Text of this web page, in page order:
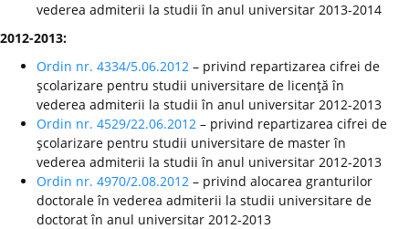
vederea admiterii la studii în anul universitar 2013-2014
2012-2013:
Ordin nr. 4334/5.06.2012 – privind repartizarea cifrei de
şcolarizare pentru studii universitare de licenţă în
vederea admiterii la studii în anul universitar 2012-2013
Ordin nr. 4529/22.06.2012 – privind repartizarea cifrei de
şcolarizare pentru studii universitare de master în
vederea admiterii la studii în anul universitar 2012-2013
Ordin nr. 4970/2.08.2012 – privind alocarea granturilor
doctorale în vederea admiterii la studii universitare de
doctorat în anul universitar 2012-2013